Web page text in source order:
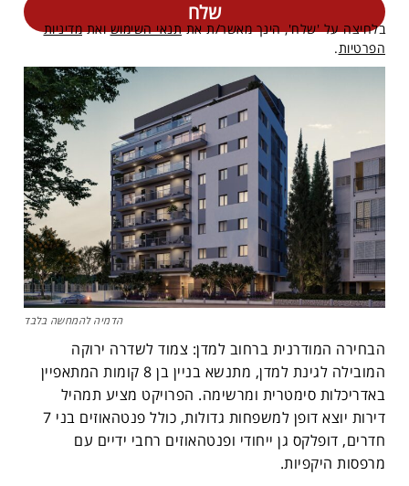
בלחיצה על 'שלח', הינך מאשר/ת אתתנאי השימושואתמדיניות
הפרטיות.
הדמיה להמחשה בלבד
הבחירה המודרנית ברחוב למדן: צמוד לשדרה ירוקה
המובילה לגינת למדן, מתנשא בניין בן 8 קומות המתאפיין
באדריכלות סימטרית ומרשימה. הפרויקט מציע תמהיל
דירות יוצא דופן למשפחות גדולות, כולל פנטהאוזים בני 7
חדרים, דופלקס גן ייחודי ופנטהאוזים רחבי ידיים עם
מרפסות היקפיות.